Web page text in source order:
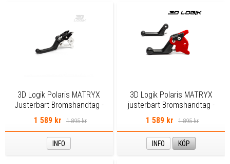
3D Logik Polaris MATRYX
Justerbart Bromshandtag -
Raw
1 589 kr 1 895 kr
INFO
3D Logik Polaris MATRYX
justerbart Bromshandtag -
Röd Shorty
1 589 kr 1 895 kr
INFO KÖP